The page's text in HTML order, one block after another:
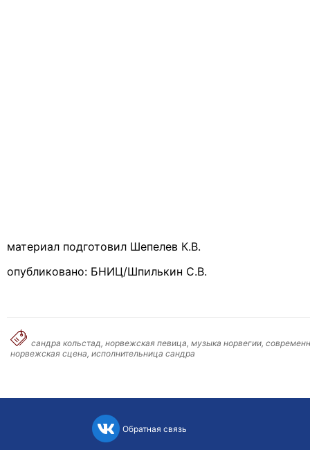
материал подготовил Шепелев К.В.
опубликовано: БНИЦ/Шпилькин С.В.
сандра кольстад, норвежская певица, музыка норвегии,
норвежская сцена, исполнительница сандра
Обратная связь